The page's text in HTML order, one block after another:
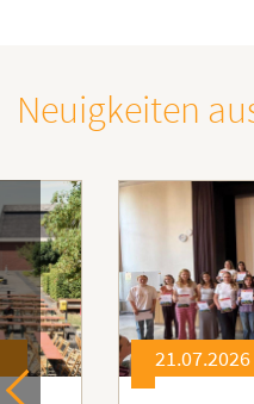
Neuigkeiten
21.07.2026